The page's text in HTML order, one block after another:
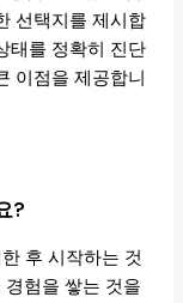
선택지를 제시합
태를 정확히 진단
이점을 제공합니
?
후 시작하는 것
험을 쌓는 것을